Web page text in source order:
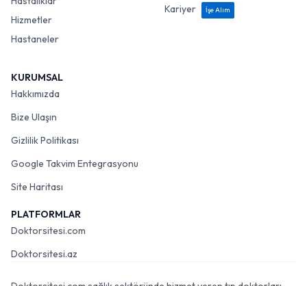
Hizmetler
Hastaneler
Kariyer
İşe Alım
KURUMSAL
Hakkımızda
Bize Ulaşın
Gizlilik Politikası
Google Takvim Entegrasyonu
Site Haritası
PLATFORMLAR
Doktorsitesi.com
Doktorsitesi.az